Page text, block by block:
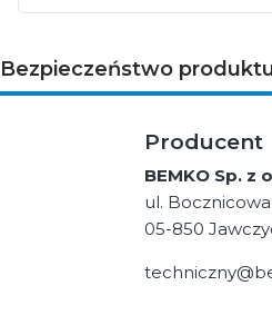
Bezpieczeństwo
Producent
BEMKO Sp. z
ul. Bocznicowa
05-850